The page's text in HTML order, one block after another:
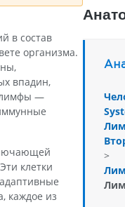
в состав
организма.
впадин,
лимфы —
клетки
каждое из
>